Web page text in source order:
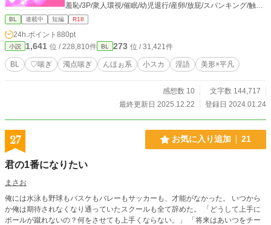
羞恥/3P/衆人環視/催眠/幼児退行/産卵/放屁/スパンキング/触手/
人外/食ザー/男性妊娠/擬似排泄/女装/落書き/母乳/逆バニー/ヤ
ンデレ
BL 連載中 短編 R18
24h.ポイント 880pt
小説 1,641 位 / 228,810件 BL 273 位 / 31,421件
BL ♡喘ぎ 濁点喘ぎ んほぉ系 小スカ 淫語 美形×平凡
感想数 10
文字数 144,717
最終更新日 2025.12.22
登録日 2024.01.24
27 お気に入り追加 21
君の1番になりたい
まさお
俺には水泳も野球もバスケもバレーもサッカーも、才能がなかった。 いつから
か俺は期待されなくなり通っていたスクールも全て辞めた。 「どうして上手に
ボールが蹴れないの？何をさせても上手くならない。」 「将来はあいつをチー